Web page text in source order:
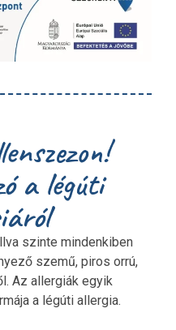
a légúti
szinte mindenkiben
szemű, piros orrú,
Az allergiák egyik
a légúti allergia.